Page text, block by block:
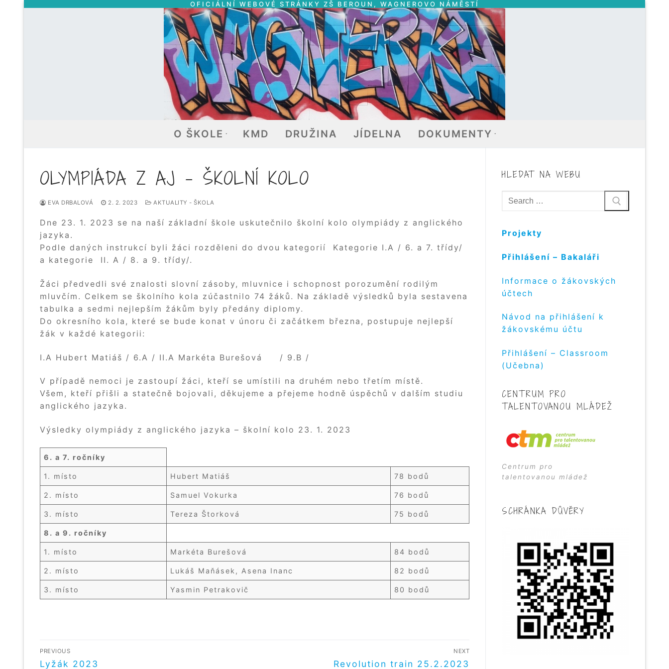
Přeskočit
OFICIÁLNÍ WEBOVÉ STRÁNKY ZŠ BEROUN, WAGNEROVO NÁMĚSTÍ
O ŠKOLE KMD DRUŽINA JÍDELNA DOKUMENTY
OLYMPIÁDA Z AJ – ŠKOLNÍ KOLO
EVA DRBALOVÁ 2. 2. 2023 AKTUALITY - ŠKOLA
Dne 23. 1. 2023 se na naší základní škole uskutečnilo školní kolo olympiády z anglického
jazyka.
Podle daných instrukcí byli žáci rozděleni do dvou kategorií Kategorie I.A / 6. a 7. třídy/
a kategorie II. A / 8. a 9. třídy/.
Žáci předvedli své znalosti slovní zásoby, mluvnice i schopnost porozumění rodilým
mluvčím. Celkem se školního kola zúčastnilo 74 žáků. Na základě výsledků byla sestavena
tabulka a sedmi nejlepším žákům byly předány diplomy.
Do okresního kola, které se bude konat v únoru či začátkem března, postupuje nejlepší
žák v každé kategorii:
I.A Hubert Matiáš / 6.A / II.A Markéta Burešová / 9.B /
V případě nemoci je zastoupí žáci, kteří se umístili na druhém nebo třetím místě.
Všem, kteří přišli a statečně bojovali, děkujeme a přejeme hodně úspěchů v dalším studiu
anglického jazyka.
Výsledky olympiády z anglického jazyka – školní kolo 23. 1. 2023
6. a 7. ročníky
1. místo Hubert Matiáš 78 bodů
2. místo Samuel Vokurka 76 bodů
3. místo Tereza Štorková 75 bodů
8. a 9. ročníky
1. místo Markéta Burešová 84 bodů
2. místo Lukáš Maňásek, Asena Inanc 82 bodů
3. místo Yasmin Petrakovič 80 bodů
NAVIGACE
PREVIOUS
Předchozí
Lyžák 2023
NEXT
Další
Revolution train 25.2.2023
HLEDAT NA WEBU
Hledat:
Projekty
Přihlášení – Bakaláři
Informace o žákovských
účtech
Návod na přihlášení k
žákovskému účtu
Přihlášení – Classroom
(Učebna)
CENTRUM PRO
TALENTOVANOU MLÁDEŽ
Centrum pro
talentovanou mládež
SCHRÁNKA DŮVĚRY